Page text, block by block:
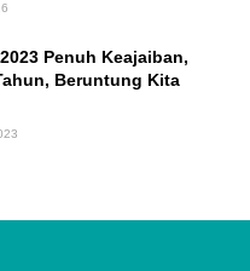
Penuh Keajaiban,
Beruntung Kita